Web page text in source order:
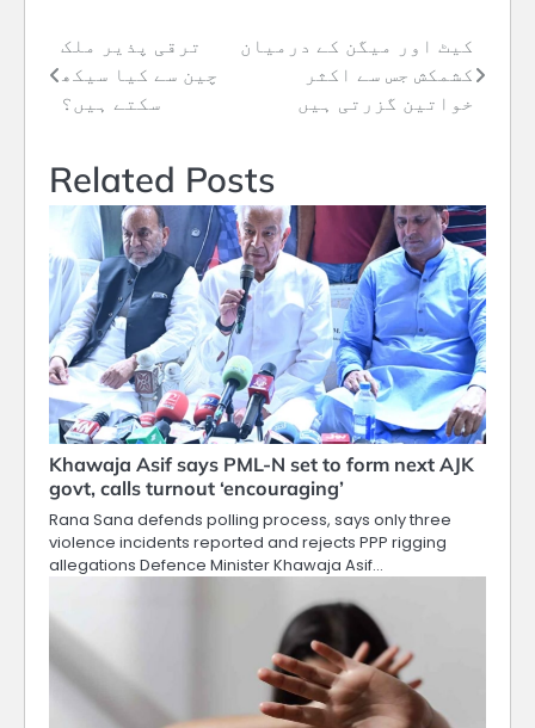
Post
navigation
ترقی پذیر ملک
چین سے کیا سیکھ
سکتے ہیں؟
کیٹ اور میگن کے درمیان
کشمکش جس سے اکثر
خواتین گزرتی ہیں
Related Posts
Khawaja Asif says PML-N set to form next AJK
govt, calls turnout ‘encouraging’
Rana Sana defends polling process, says only three
violence incidents reported and rejects PPP rigging
allegations Defence Minister Khawaja Asif…